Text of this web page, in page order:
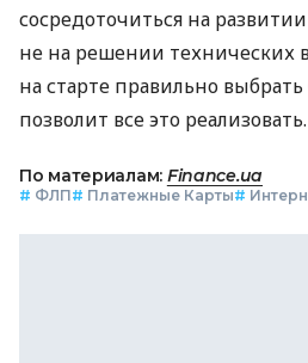
сосредоточиться на
не на решении технических
на старте правильно
позволит все это реализовать.
По материалам: Finance.ua
# ФЛП# Платежные Карты#